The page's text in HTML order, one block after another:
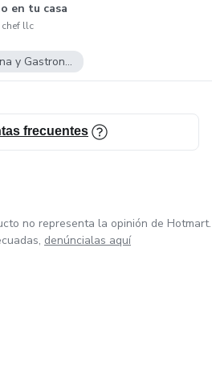
en tu casa
chef llc
Cocina y Gastronomía
frecuentes
no representa la opinión de Hotmart.
denúncialas aquí